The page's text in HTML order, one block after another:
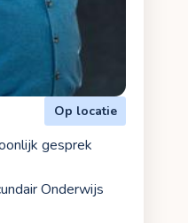
Op locatie
gesprek
Onderwijs